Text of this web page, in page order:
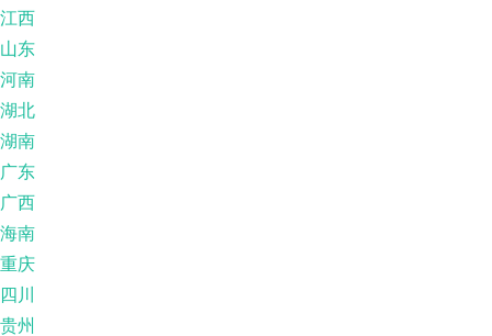
江西
山东
河南
湖北
湖南
广东
广西
海南
重庆
四川
贵州